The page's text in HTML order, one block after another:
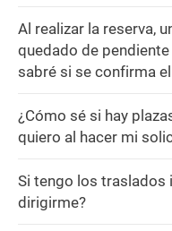
Al realizar la reserva,
quedado de
sabré si se confirma
¿Cómo sé si hay
quiero al hacer mi
Si tengo los traslados
dirigirme?